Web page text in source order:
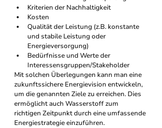
Kriterien der Nachhaltigkeit
Kosten
Qualität der Leistung (z.B. konstante
und stabile Leistung oder
Energieversorgung)
Bedürfnisse und Werte der
Interessensgruppen/Stakeholder
Mit solchen Überlegungen kann man eine
zukunftssichere Energievision entwickeln,
um die genannten Ziele zu erreichen. Dies
ermöglicht auch Wasserstoff zum
richtigen Zeitpunkt durch eine umfassende
Energiestrategie einzuführen.